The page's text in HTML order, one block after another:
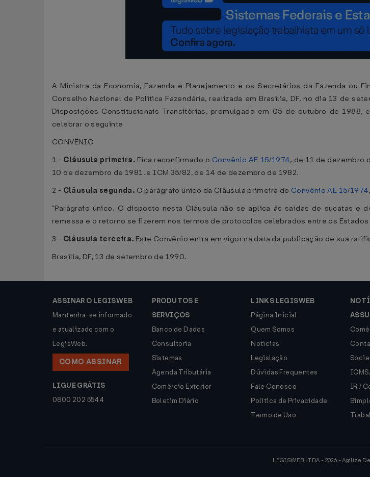
A Ministra da Economia, Fazenda e Planejamento e os Secretários da Fazenda ou
Conselho Nacional de Política Fazendária, realizada em Brasília, DF, no dia 13 de
Disposições Constitucionais Transitórias, promulgado em 05 de outubro de
celebrar o seguinte
CONVÊNIO
1 - Cláusula primeira. Fica reconfirmado o Convênio AE 15/1974, de 11 de dezembro
10 de dezembro de 1981, e ICM 35/82, de 14 de dezembro de 1982.
2 - Cláusula segunda. O parágrafo único da Cláusula primeira do Convênio AE 15/1974
"Parágrafo único. O disposto nesta Cláusula não se aplica às saídas de sucatas
remessa e o retorno se fizerem nos termos de protocolos celebrados entre os
3 - Cláusula terceira. Este Convênio entra em vigor na data da publicação de sua
Brasília, DF, 13 de setembro de 1990.
ASSINAR O LEGISWEB
Mantenha-se informado
e atualizado com o
LegisWeb.
COMO ASSINAR
LIGUE GRÁTIS
0800 202 5544
PRODUTOS E
SERVIÇOS
Banco de Dados
Consultoria
Sistemas
Agenda Tributária
Comércio Exterior
Boletim Diário
LINKS LEGISWEB
Página Inicial
Quem Somos
Notícias
Legislação
Dúvidas Frequentes
Fale Conosco
Política de Privacidade
Termo de Uso
IR /
LEGISWEB LTDA - 2026 - Agilize